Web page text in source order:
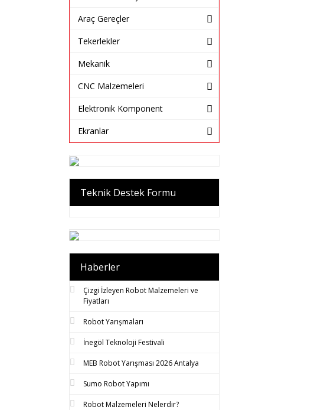
Araç Gereçler
Tekerlekler
Mekanik
CNC Malzemeleri
Elektronik Komponent
Ekranlar
Teknik Destek Formu
Haberler
Çizgi İzleyen Robot Malzemeleri ve
Fiyatları
Robot Yarışmaları
İnegöl Teknoloji Festivali
MEB Robot Yarışması 2026 Antalya
Sumo Robot Yapımı
Robot Malzemeleri Nelerdir?